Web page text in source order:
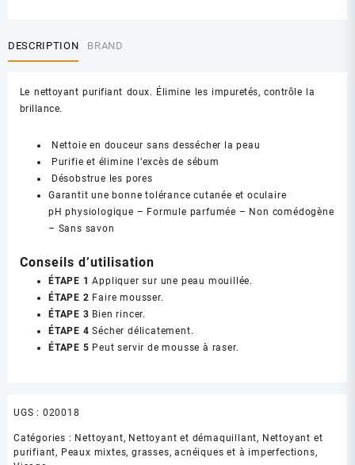
DESCRIPTION BRAND
Le nettoyant purifiant doux. Élimine les impuretés, contrôle la
brillance.
Nettoie en douceur sans dessécher la peau
Purifie et élimine l’excès de sébum
Désobstrue les pores
Garantit une bonne tolérance cutanée et oculaire
pH physiologique – Formule parfumée – Non comédogène
– Sans savon
Conseils d’utilisation
ÉTAPE 1Appliquer sur une peau mouillée.
ÉTAPE 2 Faire mousser.
ÉTAPE 3 Bien rincer.
ÉTAPE 4Sécher délicatement.
ÉTAPE 5 Peut servir de mousse à raser.
UGS : 020018
Catégories : Nettoyant, Nettoyant et démaquillant, Nettoyant et
purifiant, Peaux mixtes, grasses, acnéiques et à imperfections,